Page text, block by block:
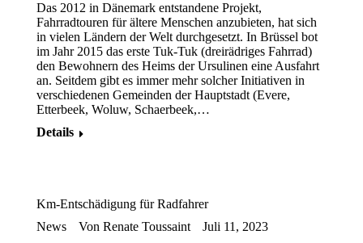
Das 2012 in Dänemark entstandene Projekt,
Fahrradtouren für ältere Menschen anzubieten, hat sich
in vielen Ländern der Welt durchgesetzt. In Brüssel bot
im Jahr 2015 das erste Tuk-Tuk (dreirädriges Fahrrad)
den Bewohnern des Heims der Ursulinen eine Ausfahrt
an. Seitdem gibt es immer mehr solcher Initiativen in
verschiedenen Gemeinden der Hauptstadt (Evere,
Etterbeek, Woluw, Schaerbeek,…
Details
Km-Entschädigung für Radfahrer
News
Von Renate Toussaint
Juli 11, 2023